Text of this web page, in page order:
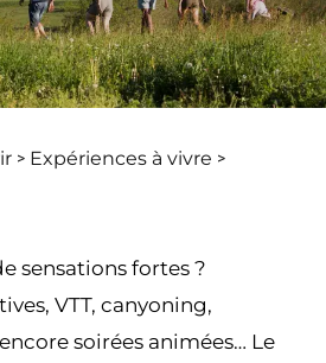
Expériences à vivre
sensations fortes ?
VTT, canyoning,
soirées animées… Le